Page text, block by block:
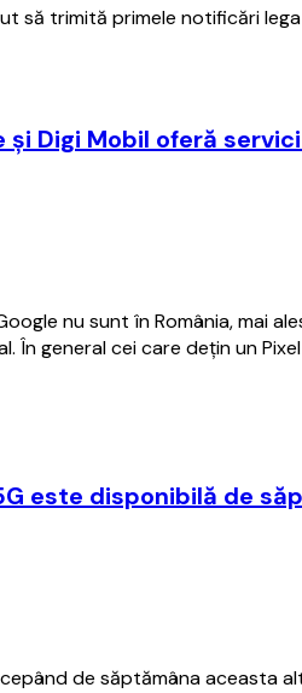
să trimită primele notificări
şi Digi Mobil oferă
nu sunt în România, mai
În general cei care deţin un
este disponibilă de
de săptămâna aceasta